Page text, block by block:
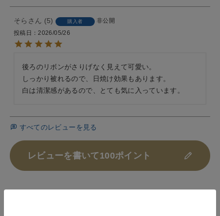
そら 5 購入者
非公開
投稿日
2026/05/26
後ろのリボンがさりげなく見えて可愛い。
しっかり被れるので、日焼け効果もあります。
白は清潔感があるので、とても気に入っています。
すべてのレビューを見る
レビューを書いて100ポイント
HISTORY